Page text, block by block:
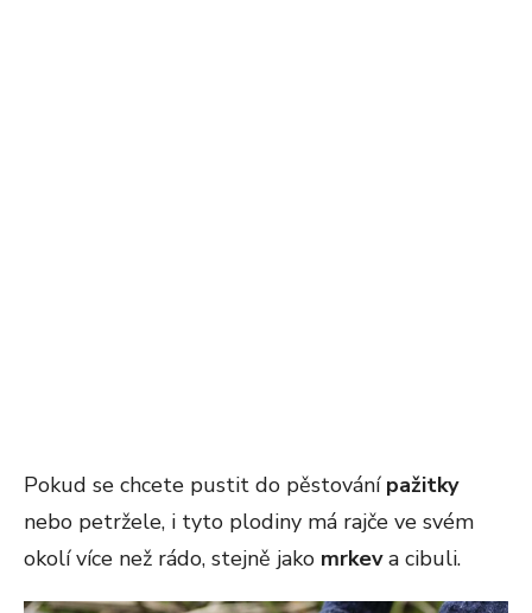
Pokud se chcete pustit do pěstování pažitky
nebo petržele, i tyto plodiny má rajče ve svém
okolí více než rádo, stejně jako mrkeva cibuli.